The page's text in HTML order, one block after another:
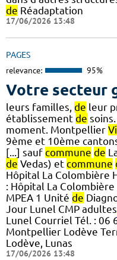
de Réadaptation
17/06/2026 13:48
PAGES
relevance: 95%
Votre secteur
leurs familles, de leur
établissement de
moment. Montpellier
9ème et 10ème
[...] sauf commune de
de Vedas) et commune
Hôpital La Colombière
: Hôpital La Colombière
MPEA 1 Unité de
Jour Lunel CMP adultes
Lunel Courriel Tél. : 06
Montpellier Lodève
Lodève, Lunas
17/06/2026 13:48